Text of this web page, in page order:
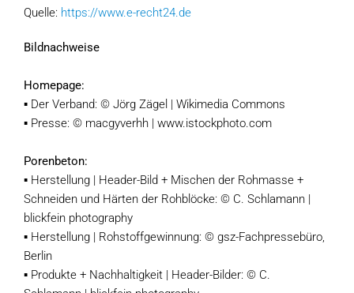
Quelle: https://www.e-recht24.de
Bildnachweise
Homepage:
▪ Der Verband: © Jörg Zägel | Wikimedia Commons
▪ Presse: © macgyverhh | www.istockphoto.com
Porenbeton:
▪ Herstellung | Header-Bild + Mischen der Rohmasse +
Schneiden und Härten der Rohblöcke: © C. Schlamann |
blickfein photography
▪ Herstellung | Rohstoffgewinnung: © gsz-Fachpressebüro,
Berlin
▪ Produkte + Nachhaltigkeit | Header-Bilder: © C.